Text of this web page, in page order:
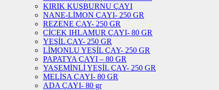
KIRIK KUŞBURNU ÇAYI
NANE-LİMON ÇAYI- 250 GR
REZENE ÇAY- 250 GR
ÇİÇEK IHLAMUR ÇAYI- 80 GR
YEŞİL ÇAY- 250 GR
LİMONLU YEŞİL ÇAY- 250 GR
PAPATYA ÇAYI – 80 GR
YASEMİNLİ YEŞİL ÇAY- 250 GR
MELİSA ÇAYI- 80 GR
ADA ÇAYI- 80 gr